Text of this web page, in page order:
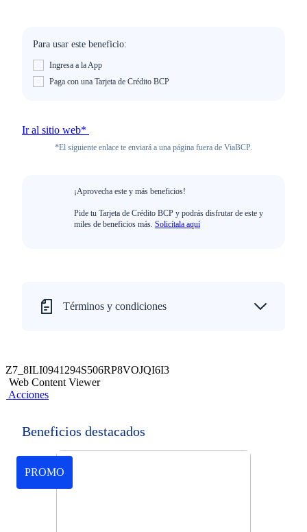
Para usar este beneficio:
Ingresa a la App
Paga con una Tarjeta de Crédito BCP
Ir al sitio web*
*El siguiente enlace te enviará a una página fuera de ViaBCP.
¡Aprovecha este y más beneficios!
Pide tu Tarjeta de Crédito BCP y podrás disfrutar de este y
miles de beneficios más. Solicítala aquí
Términos y condiciones
Z7_8ILI0941294S506RP8VOJQI6I3
Web Content Viewer
Acciones
Beneficios destacados
PROMO